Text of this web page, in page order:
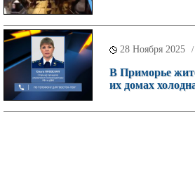
28 Ноября 2025 /
В Приморье
их домах